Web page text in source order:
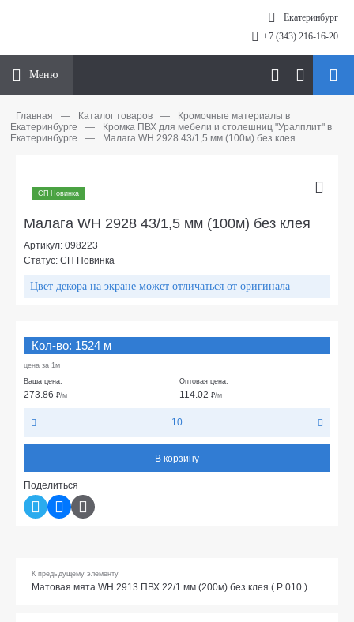
Екатеринбург
+7 (343) 216-16-20
Меню
Главная — Каталог товаров —
Кромочные материалы в
Екатеринбурге
—
Кромка ПВХ для мебели и столешниц "Уралплит" в
Екатеринбурге
— Малага WH 2928 43/1,5 мм (100м) без клея
СП Новинка
Малага WH 2928 43/1,5 мм (100м) без клея
Артикул: 098223
Статус: СП Новинка
Цвет декора на экране может отличаться от оригинала
Кол-во: 1524 м
цена за 1м
Ваша цена:
273.86 ₽/м
Оптовая цена:
114.02 ₽/м
10
В корзину
Поделиться
К предыдущему элементу
Матовая мята WH 2913 ПВХ 22/1 мм (200м) без клея ( Р 010 )